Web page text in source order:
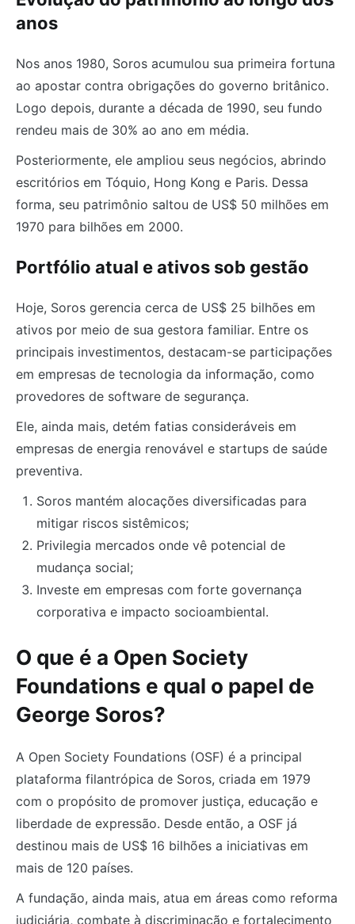
anos
Nos anos 1980, Soros acumulou sua primeira fortuna
ao apostar contra obrigações do governo britânico.
Logo depois, durante a década de 1990, seu fundo
rendeu mais de 30% ao ano em média.
Posteriormente, ele ampliou seus negócios, abrindo
escritórios em Tóquio, Hong Kong e Paris. Dessa
forma, seu patrimônio saltou de US$ 50 milhões em
1970 para bilhões em 2000.
Portfólio atual e ativos sob gestão
Hoje, Soros gerencia cerca de US$ 25 bilhões em
ativos por meio de sua gestora familiar. Entre os
principais investimentos, destacam-se participações
em empresas de tecnologia da informação, como
provedores de software de segurança.
Ele, ainda mais, detém fatias consideráveis em
empresas de energia renovável e startups de saúde
preventiva.
Soros mantém alocações diversificadas para
mitigar riscos sistêmicos;
Privilegia mercados onde vê potencial de
mudança social;
Investe em empresas com forte governança
corporativa e impacto socioambiental.
O que é a Open Society
Foundations e qual o papel de
George Soros?
A Open Society Foundations (OSF) é a principal
plataforma filantrópica de Soros, criada em 1979
com o propósito de promover justiça, educação e
liberdade de expressão. Desde então, a OSF já
destinou mais de US$ 16 bilhões a iniciativas em
mais de 120 países.
A fundação, ainda mais, atua em áreas como reforma
judiciária, combate à discriminação e fortalecimento